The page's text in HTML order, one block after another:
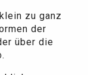
zu ganz
der
über die